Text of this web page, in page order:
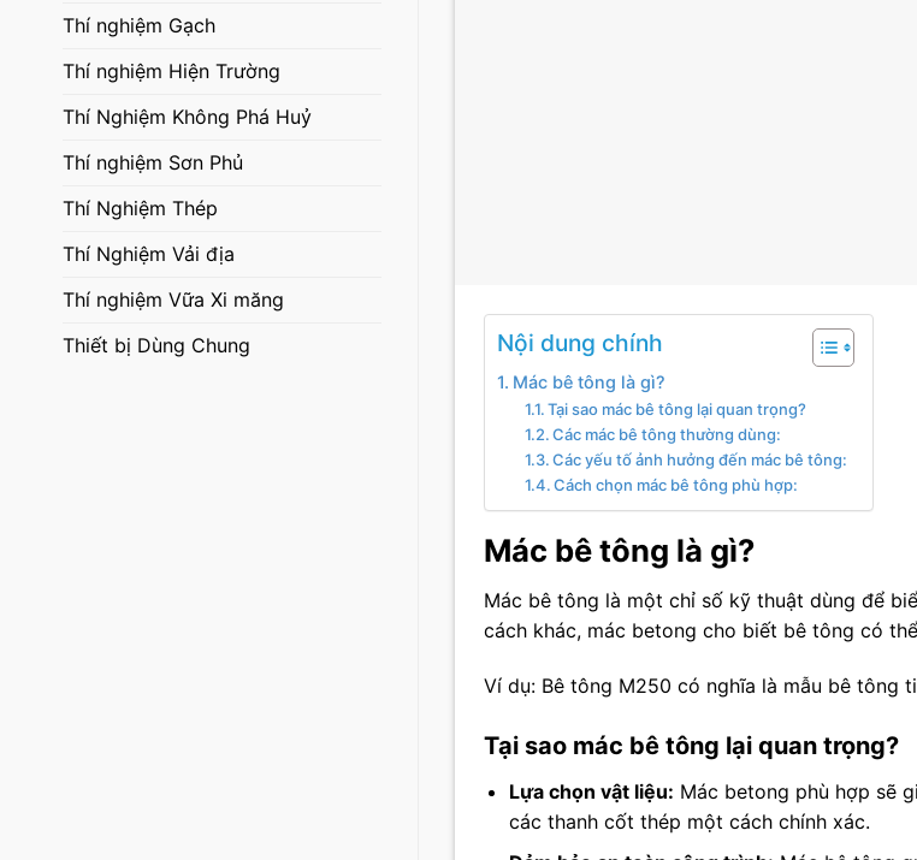
Thí nghiệm Gạch
Thí nghiệm Hiện Trường
Thí Nghiệm Không Phá Huỷ
Thí nghiệm Sơn Phủ
Thí Nghiệm Thép
Thí Nghiệm Vải địa
Thí nghiệm Vữa Xi măng
Thiết bị Dùng Chung
Nội dung chính
Mác bê tông là gì?
Tại sao mác bê tông lại quan trọng?
Các mác bê tông thường dùng:
Các yếu tố ảnh hưởng đến mác bê tông:
Cách chọn mác bê tông phù hợp:
Mác bê tông là gì?
Mác bê tông là một chỉ số kỹ thuật dùng để
cách khác, mác betong cho biết bê tông có
Ví dụ: Bê tông M250 có nghĩa là mẫu bê tông
Tại sao mác bê tông lại quan trọng?
Lựa chọn vật liệu: Mác betong phù hợp sẽ
các thanh cốt thép một cách chính xác.